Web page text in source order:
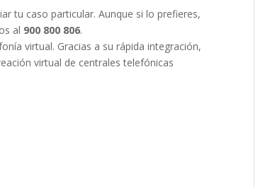
tu caso particular. Aunque si lo prefieres,
al 900 800 806.
virtual. Gracias a su rápida integración,
virtual de centrales telefónicas